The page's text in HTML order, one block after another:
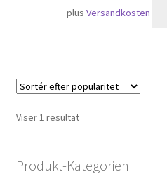
plusVersandkosten
Viser 1 resultat
Produkt-Kategorien